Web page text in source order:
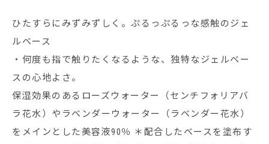
ひたすらにみずみずしく。ぷるっぷるっな感触のジェ
ルベース
・何度も指で触りたくなるような、独特なジェルベー
スの心地よさ。
保湿効果のあるローズウォーター（センチフォリアバ
ラ花水）やラベンダーウォーター（ラベンダー花水）
をメインとした美容液90％ ＊配合したベースを塗布す